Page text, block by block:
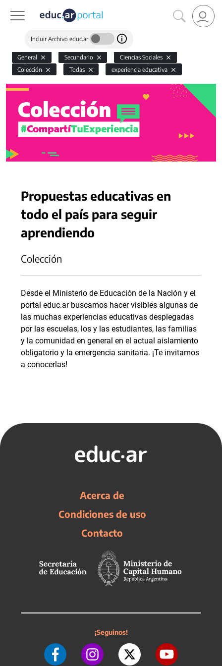
Incluir Archivo educ.ar
General Secundario
Ciencias Sociales
Colección
Todas experiencia educativa
Propuestas educativas en
todo el país para seguir
aprendiendo
Colección
Desde el Ministerio de Educación de la Nación y el
portal educ.ar buscamos hacer visibles algunas de
las muchas experiencias educativas desplegadas
por las escuelas, los y las estudiantes, las familias
y la comunidad en general en el actual aislamiento
obligatorio y la emergencia sanitaria. ¡Te invitamos
a conocerlas!
Acerca de
Condiciones de uso
Contacto
¡Seguinos!